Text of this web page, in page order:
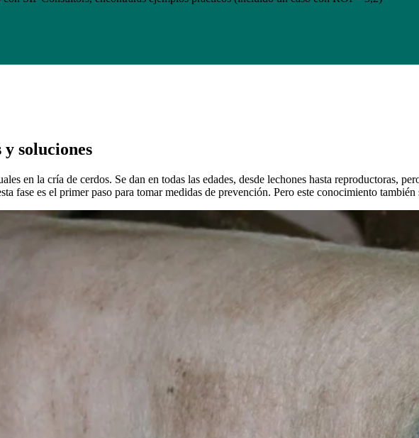
soluciones
en la cría de cerdos. Se dan en todas las edades, desde lechones hasta reproductoras,
fase es el primer paso para tomar medidas de prevención. Pero este conocimiento